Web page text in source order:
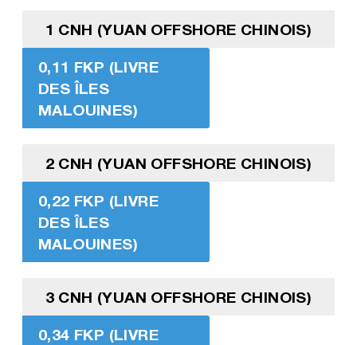
1 CNH (YUAN OFFSHORE CHINOIS)
0,11 FKP (LIVRE
DES ÎLES
MALOUINES)
2 CNH (YUAN OFFSHORE CHINOIS)
0,22 FKP (LIVRE
DES ÎLES
MALOUINES)
3 CNH (YUAN OFFSHORE CHINOIS)
0,34 FKP (LIVRE